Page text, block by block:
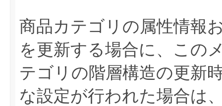
商品カテゴリの属性情報
を更新する場合に、この
テゴリの階層構造の更新
な設定が行われた場合は